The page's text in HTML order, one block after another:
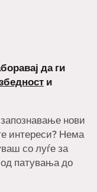
да ги
и
нови
интереси? Нема
со луѓе за
патувања до